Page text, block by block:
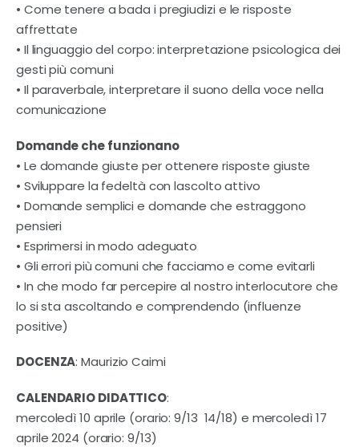
• Come tenere a bada i pregiudizi e le risposte
affrettate
• Il linguaggio del corpo: interpretazione psicologica dei
gesti più comuni
• Il paraverbale, interpretare il suono della voce nella
comunicazione
Domande che funzionano
• Le domande giuste per ottenere risposte giuste
• Sviluppare la fedeltà con lascolto attivo
• Domande semplici e domande che estraggono
pensieri
• Esprimersi in modo adeguato
• Gli errori più comuni che facciamo e come evitarli
• In che modo far percepire al nostro interlocutore che
lo si sta ascoltando e comprendendo (influenze
positive)
DOCENZA: Maurizio Caimi
CALENDARIO DIDATTICO:
mercoledì 10 aprile (orario: 9/13  14/18) e mercoledì 17
aprile 2024 (orario: 9/13)